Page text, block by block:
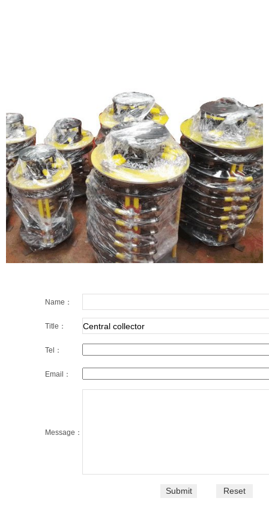
Name：
Title：
Tel：
Email：
Message：